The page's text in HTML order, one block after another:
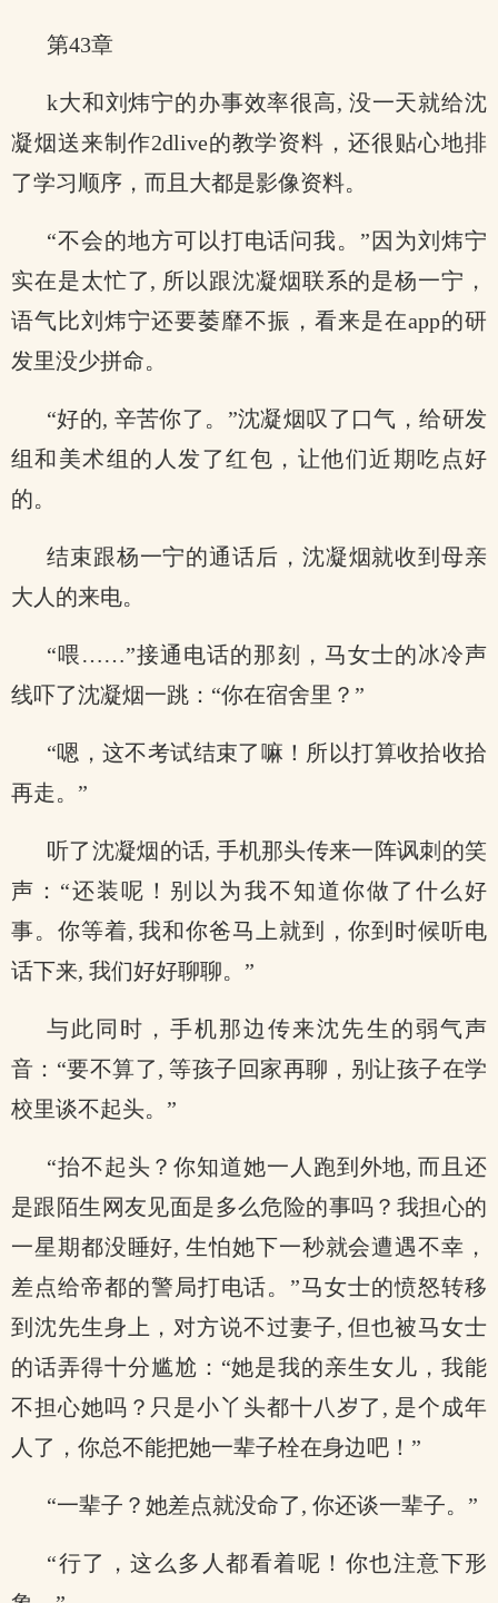
第43章
k大和刘炜宁的办事效率很高, 没一天就给沈
凝烟送来制作2dlive的教学资料，还很贴心地排
了学习顺序，而且大都是影像资料。
“不会的地方可以打电话问我。”因为刘炜宁
实在是太忙了, 所以跟沈凝烟联系的是杨一宁，
语气比刘炜宁还要萎靡不振，看来是在app的研
发里没少拼命。
“好的, 辛苦你了。”沈凝烟叹了口气，给研发
组和美术组的人发了红包，让他们近期吃点好
的。
结束跟杨一宁的通话后，沈凝烟就收到母亲
大人的来电。
“喂……”接通电话的那刻，马女士的冰冷声
线吓了沈凝烟一跳：“你在宿舍里？”
“嗯，这不考试结束了嘛！所以打算收拾收拾
再走。”
听了沈凝烟的话, 手机那头传来一阵讽刺的笑
声：“还装呢！别以为我不知道你做了什么好
事。你等着, 我和你爸马上就到，你到时候听电
话下来, 我们好好聊聊。”
与此同时，手机那边传来沈先生的弱气声
音：“要不算了, 等孩子回家再聊，别让孩子在学
校里谈不起头。”
“抬不起头？你知道她一人跑到外地, 而且还
是跟陌生网友见面是多么危险的事吗？我担心的
一星期都没睡好, 生怕她下一秒就会遭遇不幸，
差点给帝都的警局打电话。”马女士的愤怒转移
到沈先生身上，对方说不过妻子, 但也被马女士
的话弄得十分尴尬：“她是我的亲生女儿，我能
不担心她吗？只是小丫头都十八岁了, 是个成年
人了，你总不能把她一辈子栓在身边吧！”
“一辈子？她差点就没命了, 你还谈一辈子。”
“行了，这么多人都看着呢！你也注意下形